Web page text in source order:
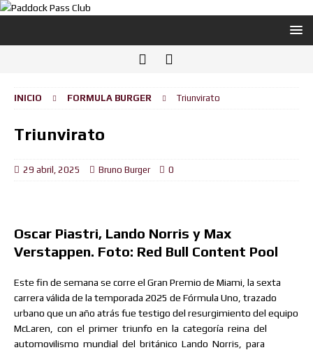
INICIO FORMULA BURGER Triunvirato
Triunvirato
29 abril, 2025 Bruno Burger 0
Oscar Piastri, Lando Norris y Max
Verstappen. Foto: Red Bull Content Pool
Este fin de semana se corre el Gran Premio de Miami, la sexta
carrera válida de la temporada 2025 de Fórmula Uno, trazado
urbano que un año atrás fue testigo del resurgimiento del equipo
McLaren,
con el primer triunfo en la categoría reina del
automovilismo mundial del británico Lando Norris,
para